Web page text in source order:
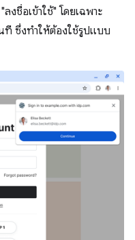
ชื่อเข้าใช้" โดยเฉพาะ
ที ซึ่งทำให้ต้องใช้รูปแบบ